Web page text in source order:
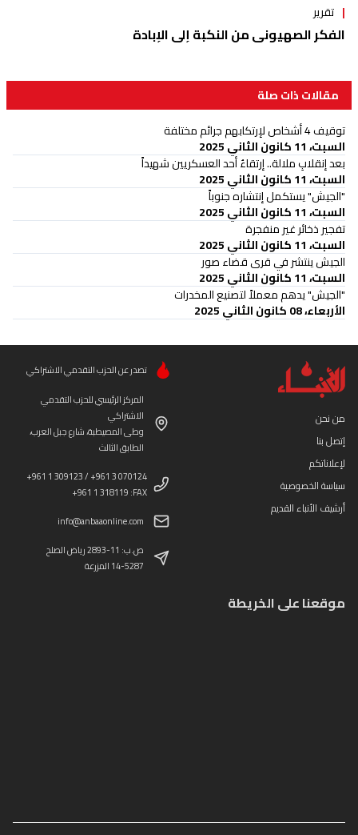
تقرير
الفكر الصهيوني من النكبة إلى الإبادة
مقالات ذات صلة
توقيف 4 أشخاص لإرتكابهم جرائم مختلفة
السبت، 11 كانون الثاني 2025
بعد إنقلابِ ملالة.. إرتقاءُ أحد العسكريين شهيداً
السبت، 11 كانون الثاني 2025
"الجيش" يستكمل إنتشاره جنوباً
السبت، 11 كانون الثاني 2025
تفجير ذخائر غير منفجرة
السبت، 11 كانون الثاني 2025
الجيش ينتشر في قرى قضاء صور
السبت، 11 كانون الثاني 2025
"الجيش" يدهم معملاً لتصنيع المخدرات
الأربعاء، 08 كانون الثاني 2025
من نحن
إتصل بنا
لإعلاناتكم
سياسة الخصوصية
أرشيف الأنباء القديم
تصدر عن الحزب التقدمي الاشتراكي
المركز الرئيسي للحزب التقدمي
الاشتراكي
وطى المصيطبة، شارع جبل العرب،
الطابق الثالث
+961 1 309123 / +961 3 070124
+961 1 318119 :FAX
info@anbaaonline.com
ص.ب: 11-2893 رياض الصلح
14-5287 المزرعة
موقعنا على الخريطة